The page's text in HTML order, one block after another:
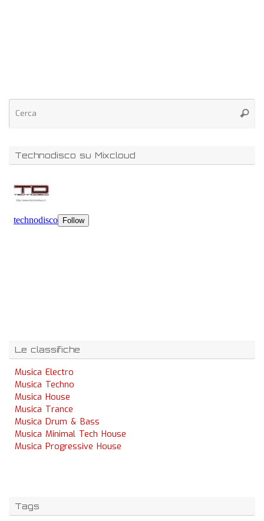
Technodisco su Mixcloud
Le classifiche
Musica Electro
Musica Techno
Musica House
Musica Trance
Musica Drum & Bass
Musica Minimal Tech House
Musica Progressive House
Tags